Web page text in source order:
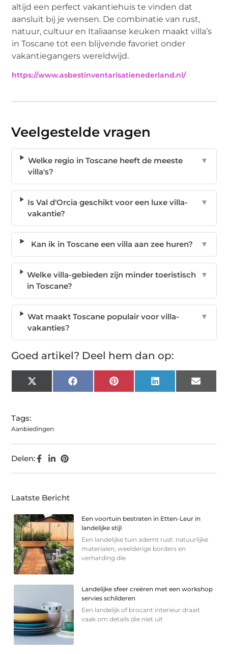
altijd een perfect vakantiehuis te vinden dat
aansluit bij je wensen. De combinatie van rust,
natuur, cultuur en Italiaanse keuken maakt villa’s
in Toscane tot een blijvende favoriet onder
vakantiegangers wereldwijd.
https://www.asbestinventarisatienederland.nl/
Veelgestelde vragen
Welke regio in Toscane heeft de meeste
villa's?
▼
Is Val d'Orcia geschikt voor een luxe villa-
vakantie?
▼
Kan ik in Toscane een villa aan zee huren? ▼
Welke villa-gebieden zijn minder toeristisch
in Toscane?
▼
Wat maakt Toscane populair voor villa-
vakanties?
▼
Goed artikel? Deel hem dan op:
X
(Twitter)
Facebook Pinterest LinkedIn Email
Tags:
Aanbiedingen
Delen:
Laatste Bericht
Een voortuin bestraten in Etten-Leur in
landelijke stijl
Een landelijke tuin ademt rust: natuurlijke
materialen, weelderige borders en
verharding die
Landelijke sfeer creëren met een workshop
servies schilderen
Een landelijk of brocant interieur draait
vaak om details die niet uit